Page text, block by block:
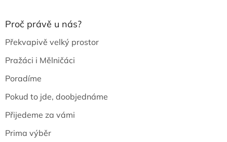
Proč právě u nás?
Překvapivě velký prostor
Pražáci i Mělničáci
Poradíme
Pokud to jde, doobjednáme
Přijedeme za vámi
Prima výběr